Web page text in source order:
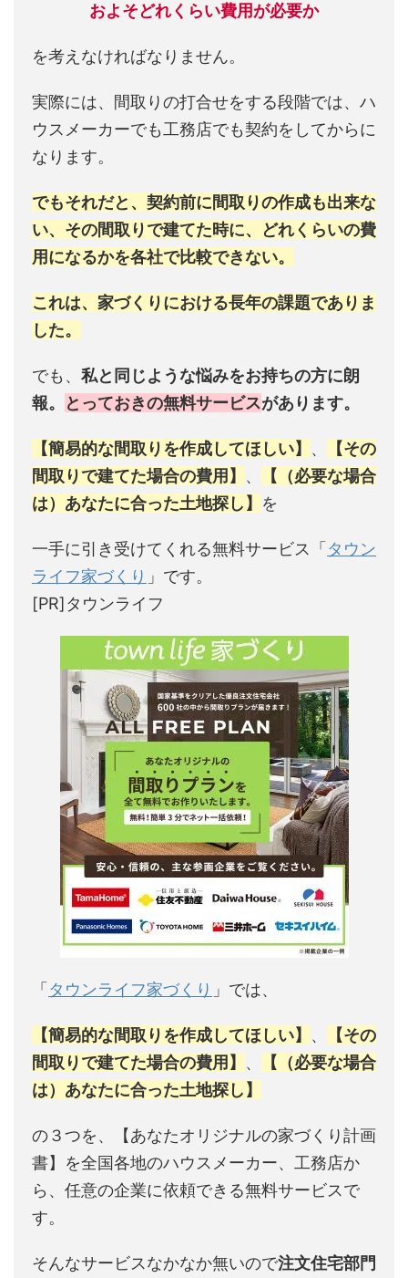
およそどれくらい費用が必要か
を考えなければなりません。
実際には、間取りの打合せをする段階では、ハ
ウスメーカーでも工務店でも契約をしてからに
なります。
でもそれだと、契約前に間取りの作成も出来な
い、その間取りで建てた時に、どれくらいの費
用になるかを各社で比較できない。
これは、家づくりにおける長年の課題でありま
した。
でも、 私と同じような悩みをお持ちの方に朗
報。
とっておきの無料サービスがあります。
【簡易的な間取りを作成してほしい】 、
【その
間取りで建てた場合の費用】 、
【（必要な場合
は）あなたに合った土地探し】 を
一手に引き受けてくれる無料サービス「 タウン
ライフ家づくり 」です。
[PR]タウンライフ
「 タウンライフ家づくり 」では、
【簡易的な間取りを作成してほしい】 、
【その
間取りで建てた場合の費用】 、
【（必要な場合
は）あなたに合った土地探し】
の３つを、【あなたオリジナルの家づくり計画
書】を全国各地のハウスメーカー、工務店か
ら、任意の企業に依頼できる無料サービスで
す。
そんなサービスなかなか無いので注文住宅部門